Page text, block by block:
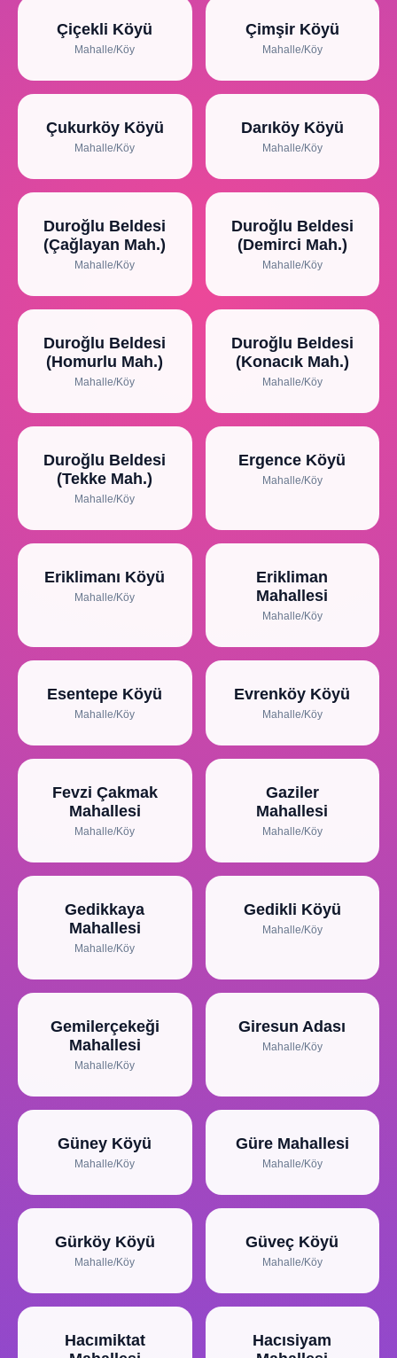
Çiçekli Köyü
Mahalle/Köy
Çimşir Köyü
Mahalle/Köy
Çukurköy Köyü
Mahalle/Köy
Darıköy Köyü
Mahalle/Köy
Duroğlu Beldesi
(Çağlayan Mah.)
Mahalle/Köy
Duroğlu Beldesi
(Demirci Mah.)
Mahalle/Köy
Duroğlu Beldesi
(Homurlu Mah.)
Mahalle/Köy
Duroğlu Beldesi
(Konacık Mah.)
Mahalle/Köy
Duroğlu Beldesi
(Tekke Mah.)
Mahalle/Köy
Ergence Köyü
Mahalle/Köy
Eriklimanı Köyü
Mahalle/Köy
Erikliman
Mahallesi
Mahalle/Köy
Esentepe Köyü
Mahalle/Köy
Evrenköy Köyü
Mahalle/Köy
Fevzi Çakmak
Mahallesi
Mahalle/Köy
Gaziler
Mahallesi
Mahalle/Köy
Gedikkaya
Mahallesi
Mahalle/Köy
Gedikli Köyü
Mahalle/Köy
Gemilerçekeği
Mahallesi
Mahalle/Köy
Giresun Adası
Mahalle/Köy
Güney Köyü
Mahalle/Köy
Güre Mahallesi
Mahalle/Köy
Gürköy Köyü
Mahalle/Köy
Güveç Köyü
Mahalle/Köy
Hacımiktat
Hacısiyam